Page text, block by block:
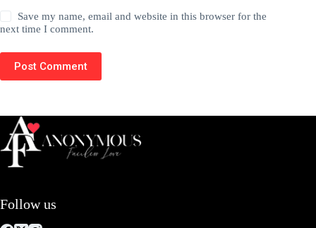
Save my name, email and website in this browser for the
next time I comment.
Post Comment
Follow us